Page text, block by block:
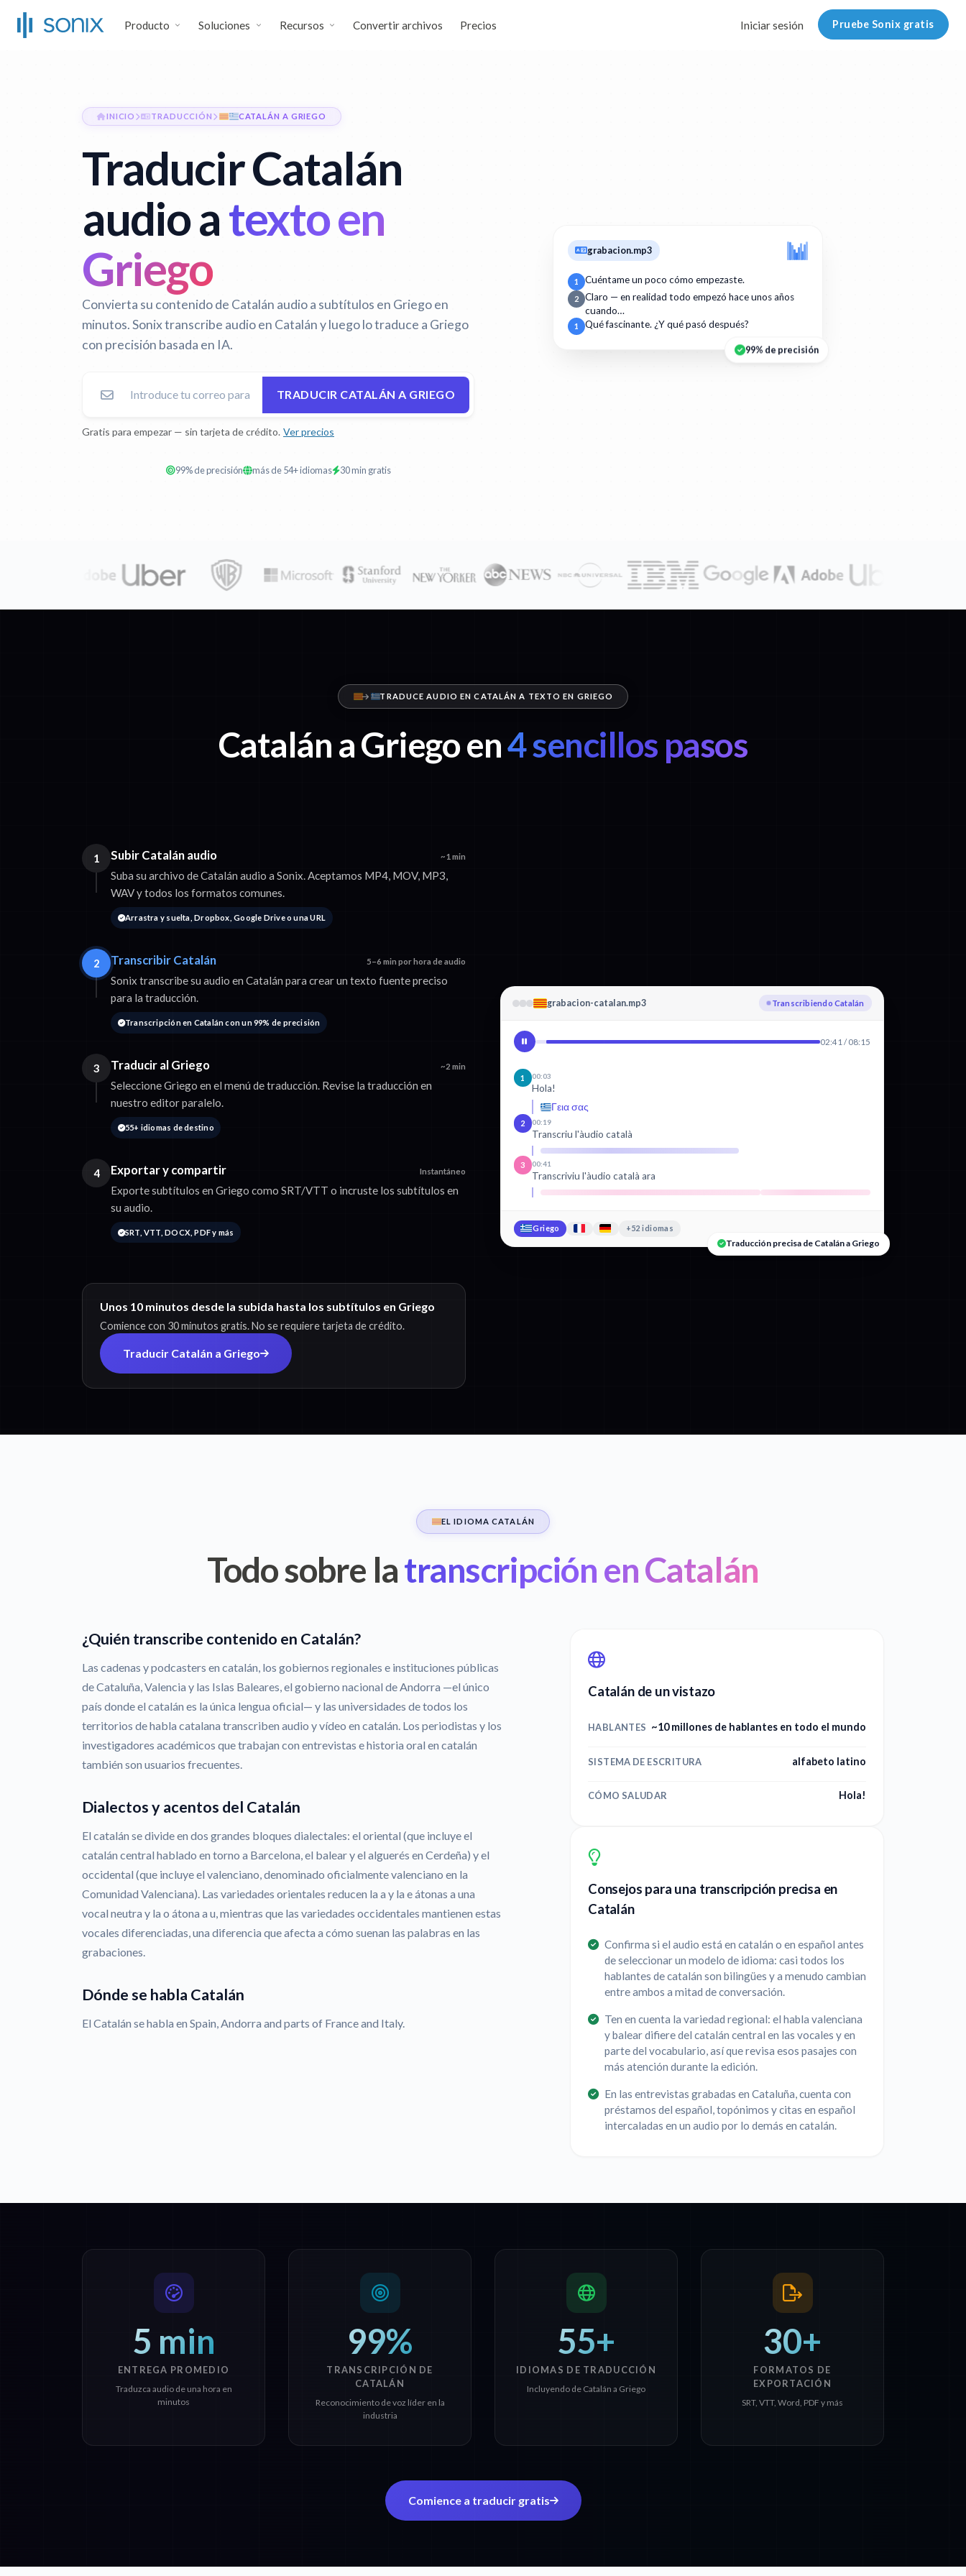
Producto Soluciones Recursos Convertir archivos Precios Iniciar sesión Pruebe Sonix gratis
INICIO TRADUCCIÓN CATALÁN A GRIEGO
Traducir Catalán
audio atexto en
Griego
Convierta su contenido de Catalán audio a subtítulos en Griego en
minutos. Sonix transcribe audio en Catalán y luego lo traduce a Griego
con precisión basada en IA.
TRADUCIR CATALÁN A GRIEGO
Gratis para empezar — sin tarjeta de crédito. Ver precios
99% de precisión más de 54+ idiomas 30 min gratis
grabacion.mp3
1 Cuéntame un poco cómo empezaste.
2
Claro — en realidad todo empezó hace unos años
cuando…
1 Qué fascinante. ¿Y qué pasó después?
99% de precisión
TRADUCE AUDIO EN CATALÁN A TEXTO EN GRIEGO
Catalán a Griego en4 sencillos pasos
1 Subir Catalán audio ~1 min
Suba su archivo de Catalán audio a Sonix. Aceptamos MP4, MOV, MP3,
WAV y todos los formatos comunes.
Arrastra y suelta, Dropbox, Google Drive o una URL
2 Transcribir Catalán 5–6 min por hora de audio
Sonix transcribe su audio en Catalán para crear un texto fuente preciso
para la traducción.
Transcripción en Catalán con un 99% de precisión
3 Traducir al Griego ~2 min
Seleccione Griego en el menú de traducción. Revise la traducción en
nuestro editor paralelo.
55+ idiomas de destino
4 Exportar y compartir Instantáneo
Exporte subtítulos en Griego como SRT/VTT o incruste los subtítulos en
su audio.
SRT, VTT, DOCX, PDF y más
Unos 10 minutos desde la subida hasta los subtítulos en Griego
Comience con 30 minutos gratis. No se requiere tarjeta de crédito.
Traducir Catalán a Griego
grabacion-catalan.mp3 Traduciendo a Griego
02:41 / 08:15
1 00:03
Hola!
Γεια σας
2 00:19
Transcriu l'àudio català
3 00:41
Transcriviu l'àudio català ara
Griego +52 idiomas
Traducción precisa de Catalán a Griego
EL IDIOMA CATALÁN
Todo sobre latranscripción en Catalán
¿Quién transcribe contenido en Catalán?
Las cadenas y podcasters en catalán, los gobiernos regionales e instituciones públicas
de Cataluña, Valencia y las Islas Baleares, el gobierno nacional de Andorra —el único
país donde el catalán es la única lengua oficial— y las universidades de todos los
territorios de habla catalana transcriben audio y vídeo en catalán. Los periodistas y los
investigadores académicos que trabajan con entrevistas e historia oral en catalán
también son usuarios frecuentes.
Dialectos y acentos del Catalán
El catalán se divide en dos grandes bloques dialectales: el oriental (que incluye el
catalán central hablado en torno a Barcelona, el balear y el alguerés en Cerdeña) y el
occidental (que incluye el valenciano, denominado oficialmente valenciano en la
Comunidad Valenciana). Las variedades orientales reducen la a y la e átonas a una
vocal neutra y la o átona a u, mientras que las variedades occidentales mantienen estas
vocales diferenciadas, una diferencia que afecta a cómo suenan las palabras en las
grabaciones.
Dónde se habla Catalán
El Catalán se habla en Spain, Andorra and parts of France and Italy.
Catalán de un vistazo
HABLANTES ~10 millones de hablantes en todo el mundo
SISTEMA DE ESCRITURA alfabeto latino
CÓMO SALUDAR Hola!
Consejos para una transcripción precisa en
Catalán
Confirma si el audio está en catalán o en español antes
de seleccionar un modelo de idioma: casi todos los
hablantes de catalán son bilingües y a menudo cambian
entre ambos a mitad de conversación.
Ten en cuenta la variedad regional: el habla valenciana
y balear difiere del catalán central en las vocales y en
parte del vocabulario, así que revisa esos pasajes con
más atención durante la edición.
En las entrevistas grabadas en Cataluña, cuenta con
préstamos del español, topónimos y citas en español
intercaladas en un audio por lo demás en catalán.
5 min
ENTREGA PROMEDIO
Traduzca audio de una hora en
minutos
99%
TRANSCRIPCIÓN DE
CATALÁN
Reconocimiento de voz líder en la
industria
55+
IDIOMAS DE TRADUCCIÓN
Incluyendo de Catalán a Griego
30+
FORMATOS DE
EXPORTACIÓN
SRT, VTT, Word, PDF y más
Comience a traducir gratis